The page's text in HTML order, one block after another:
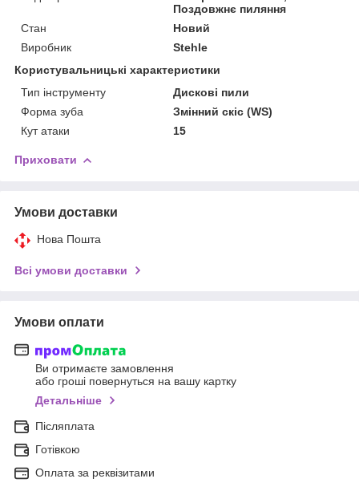
Поздовжнє пиляння
Стан
Новий
Виробник
Stehle
Користувальницькі характеристики
Тип інструменту
Дискові пили
Форма зуба
Змінний скіс (WS)
Кут атаки
15
Приховати
Умови доставки
Нова Пошта
Всі умови доставки
Умови оплати
Ви отримаєте замовлення
або гроші повернуться на вашу картку
Детальніше
Післяплата
Готівкою
Оплата за реквізитами